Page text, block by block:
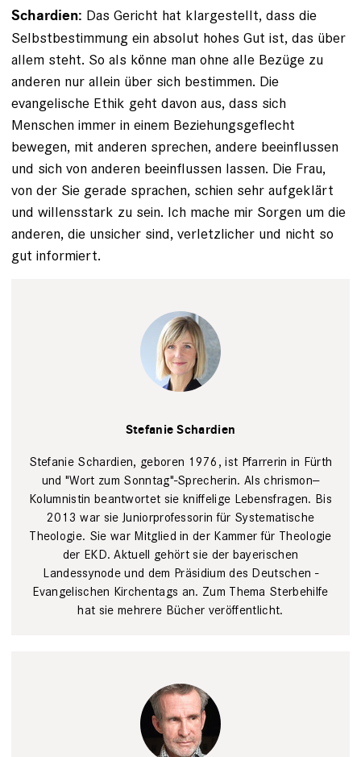
Schardien: Das Gericht hat klargestellt, dass die
Selbstbestimmung ein absolut hohes Gut ist, das über
allem steht. So als könne man ohne alle Bezüge zu
anderen nur allein über sich bestimmen. Die
evangelische Ethik geht davon aus, dass sich
Menschen immer in einem Beziehungs­geflecht
bewegen, mit anderen sprechen, andere beeinflussen
und sich von anderen beeinflussen lassen. Die Frau,
von der Sie gerade sprachen, schien sehr aufgeklärt
und willensstark zu sein. Ich mache mir Sorgen um die
anderen, die unsicher sind, verletzlicher und nicht so
gut informiert.
Stefanie Schardien
Stefanie Schardien, geboren 1976, ist Pfarrerin in Fürth
und "Wort zum Sonntag"-Sprecherin. Als chrismon-­
Kolumnistin beantwortet sie kniffelige Lebensfragen. Bis
2013 war sie Juniorprofessorin für Systematische
Theologie. Sie war Mitglied in der Kammer für Theologie
der EKD. Aktuell gehört sie der bayerischen
Landessynode und dem Präsidium des Deutschen ­
Evangelischen ­Kirchentags an. Zum Thema Sterbehilfe
hat sie mehrere Bücher ­veröffentlicht.